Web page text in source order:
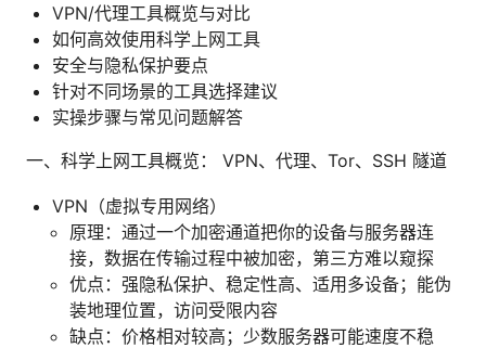
VPN/代理工具概览与对比
如何高效使用科学上网工具
安全与隐私保护要点
针对不同场景的工具选择建议
实操步骤与常见问题解答
一、科学上网工具概览： VPN、代理、Tor、SSH 隧道
VPN（虚拟专用网络）
原理：通过一个加密通道把你的设备与服务器连
接，数据在传输过程中被加密，第三方难以窥探
优点：强隐私保护、稳定性高、适用多设备；能伪
装地理位置，访问受限内容
缺点：价格相对较高；少数服务器可能速度不稳